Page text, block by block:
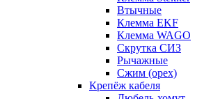
Втычные
Клемма EKF
Клемма WAGO
Скрутка СИЗ
Рычажные
Сжим (орех)
Крепёж кабеля